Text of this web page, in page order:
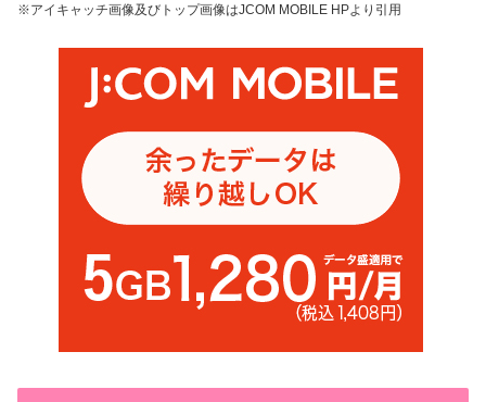
※アイキャッチ画像及びトップ画像はJCOM MOBILE HPより引用